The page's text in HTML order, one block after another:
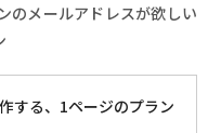
のメールアドレスが欲しい
する、1ページのプラン